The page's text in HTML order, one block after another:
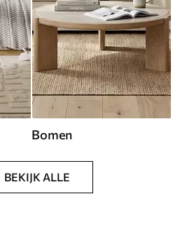
Bomen
BEKIJK ALLE